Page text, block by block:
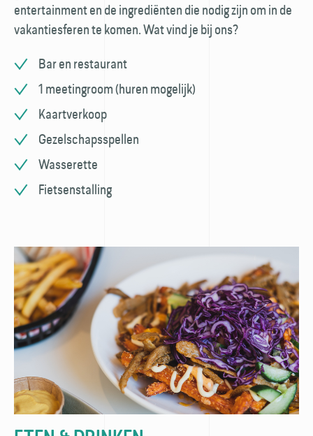
entertainment en de ingrediënten die nodig zijn om in de
vakantiesferen te komen. Wat vind je bij ons?
Bar en restaurant
1 meetingroom (huren mogelijk)
Kaartverkoop
Gezelschapsspellen
Wasserette
Fietsenstalling